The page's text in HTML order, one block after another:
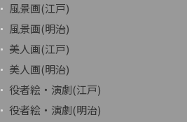
風景画(江戸)
風景画(明治)
美人画(江戸)
美人画(明治)
役者絵・演劇(江戸)
役者絵・演劇(明治)